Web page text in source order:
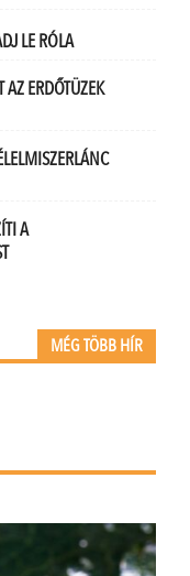
LE RÓLA
ERDŐTÜZEK
A
MÉG TÖBB HÍR